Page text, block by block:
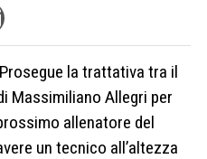
la trattativa tra il
Massimiliano Allegri per
allenatore del
un tecnico all’altezza